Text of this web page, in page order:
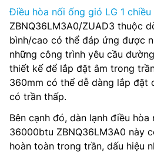
Điều hòa nối ống gió LG 1 chiều
ZBNQ36LM3A0/ZUAD3 thuộc
bình/cao có thể đáp ứng được
những công trình yêu cầu
thiết kế để lắp đặt âm trong
360mm có thể dễ dàng lắp đặt
có trần thấp.
Bên cạnh đó, dàn lạnh điều hòa
36000btu ZBNQ36LM3A0 này
hoàn toàn trong trần, dấu hiệu